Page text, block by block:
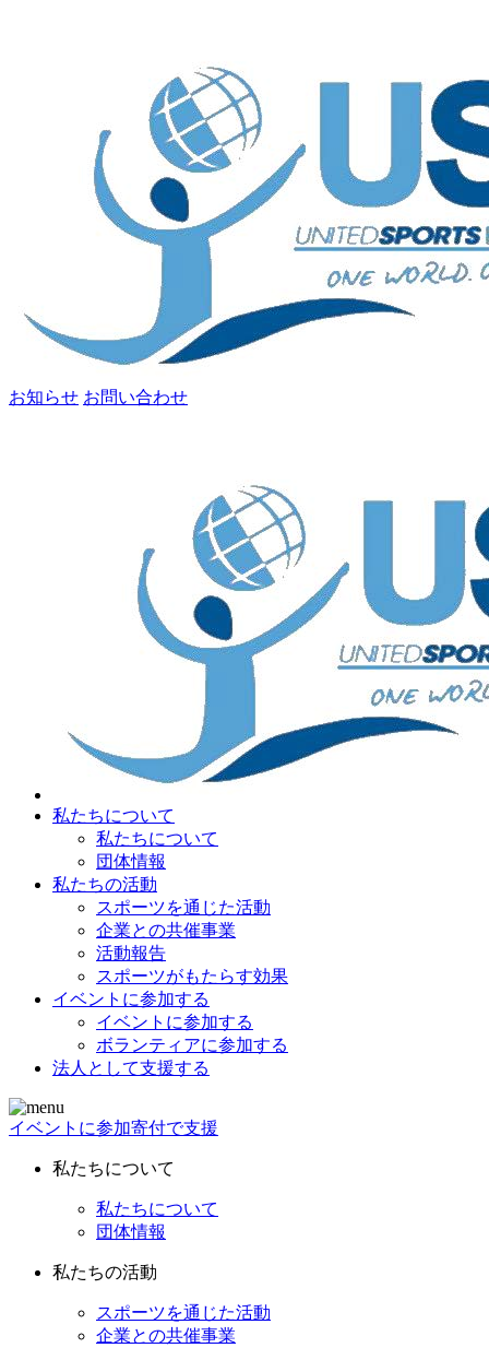
お知らせ お問い合わせ
私たちについて
私たちについて
団体情報
私たちの活動
スポーツを通じた活動
企業との共催事業
活動報告
スポーツがもたらす効果
イベントに参加する
イベントに参加する
ボランティアに参加する
法人として支援する
イベントに参加寄付で支援
私たちについて
私たちについて
団体情報
私たちの活動
スポーツを通じた活動
企業との共催事業